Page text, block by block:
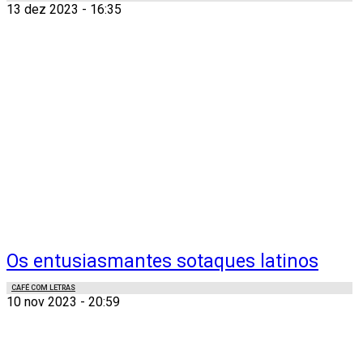
13 dez 2023 - 16:35
Os entusiasmantes sotaques latinos
CAFÉ COM LETRAS
10 nov 2023 - 20:59